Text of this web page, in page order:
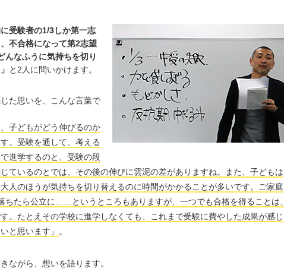
に受験者の1/3しか第一志
不合格になって第2志望
んなふうに気持ちを切り
と2人に問いかけます。
た思いを、こんな言葉で
子どもがどう伸びるのか
。受験を通して、考える
進学するのと、受験の段
ているのとでは、その後の伸びに雲泥の差がありますね。また、子どもは
人のほうが気持ちを切り替えるのに時間がかかることが多いです。ご家庭
ちたら公立に……というところもありますが、一つでも合格を得ることは、
。たとえその学校に進学しなくても、これまで受験に費やした成果が感じ
と思います」
。
ながら、想いを語ります。